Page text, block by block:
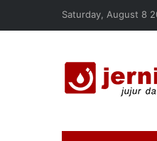
Saturday, August 8